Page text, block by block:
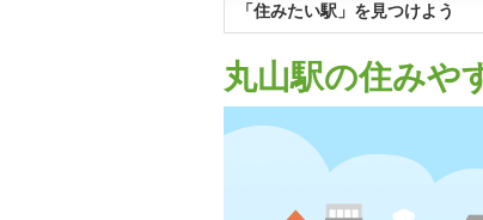
「住みたい駅」を見つけよう
丸山駅の住みや